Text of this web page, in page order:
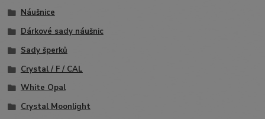
Náušnice
Dárkové sady náušnic
Sady šperků
Crystal / F / CAL
White Opal
Crystal Moonlight